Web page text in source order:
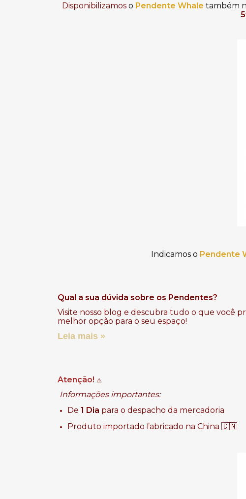
Disponibilizamos o Pendente Whale também
Indicamos o Pendente
Qual a sua dúvida sobre os Pendentes?
Visite nosso blog e descubra tudo o que você
melhor opção para o seu espaço!
Leia mais »
Atenção! ⚠️
Informações importantes:
De 1 Dia para o despacho da mercadoria
Produto importado fabricado na China 🇨🇳